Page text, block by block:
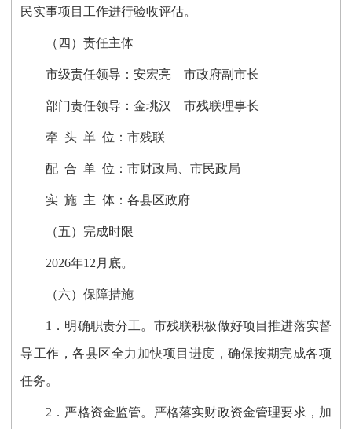
民实事项目工作进行验收评估。
（四）责任主体
市级责任领导：安宏亮 市政府副市长
部门责任领导：金珧汉市残联理事长
牵头单位 ：市残联
配合单位 ：市财政局、市民政局
实施 主体 ：各县区政府
（五）完成时限
2026年12 月底。
（六）保障措施
1． 明确职责分工。市残联积极做好项目推进落实督
导工作，各县区全力加快项目进度，确保按期完成各项
任务。
2． 严格资金监管。严格落实财政资金管理要求，加